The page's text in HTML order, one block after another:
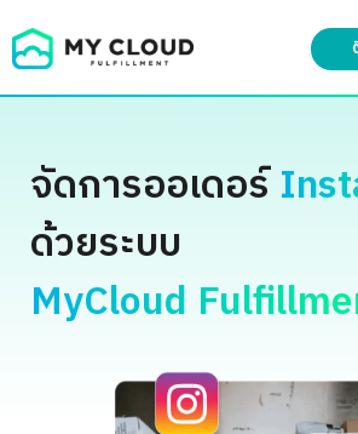
to
จัดการออเดอร์
ด้วยระบบ
MyCloud